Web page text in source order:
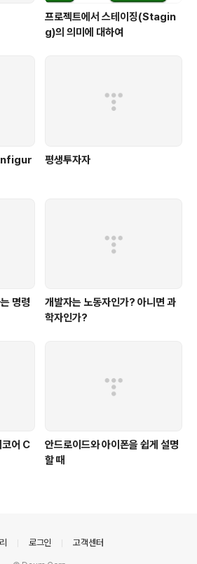
프로젝트에서 스테이징(Stagin
g)의 의미에 대하여
평생투자자
명령
개발자는 노동자인가? 아니면 과
학자인가?
코어 C
안드로이드와 아이폰을 쉽게 설명
할 때
로그인 고객센터